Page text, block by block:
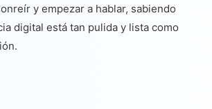
y empezar a hablar, sabiendo
digital está tan pulida y lista como